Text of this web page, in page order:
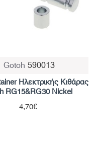
Gotoh 590013
Ηλεκτρικής Κιθάρας
RG15&RG30 Nickel
4,70€